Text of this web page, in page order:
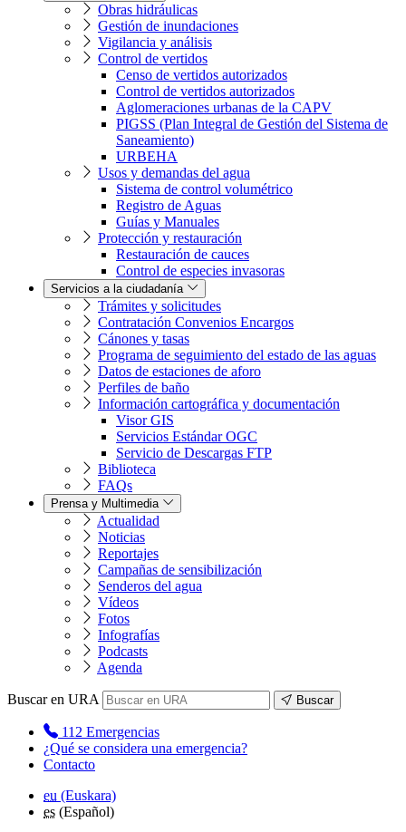
Obras hidráulicas
Gestión de inundaciones
Vigilancia y análisis
Control de vertidos
Censo de vertidos autorizados
Control de vertidos autorizados
Aglomeraciones urbanas de la CAPV
PIGSS (Plan Integral de Gestión del Sistema de
Saneamiento)
URBEHA
Usos y demandas del agua
Sistema de control volumétrico
Registro de Aguas
Guías y Manuales
Protección y restauración
Restauración de cauces
Control de especies invasoras
Servicios a la ciudadanía
Trámites y solicitudes
Contratación Convenios Encargos
Cánones y tasas
Programa de seguimiento del estado de las aguas
Datos de estaciones de aforo
Perfiles de baño
Información cartográfica y documentación
Visor GIS
Servicios Estándar OGC
Servicio de Descargas FTP
Biblioteca
FAQs
Prensa y Multimedia
Actualidad
Noticias
Reportajes
Campañas de sensibilización
Senderos del agua
Vídeos
Fotos
Infografías
Podcasts
Agenda
Buscar en URA Buscar
112 Emergencias
¿Qué se considera una emergencia?
Contacto
eu (Euskara)
es (Español)